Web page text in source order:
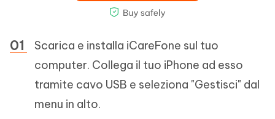
Scarica e installa iCareFone sul tuo
computer. Collega il tuo iPhone ad esso
tramite cavo USB e seleziona "Gestisci" dal
menu in alto.